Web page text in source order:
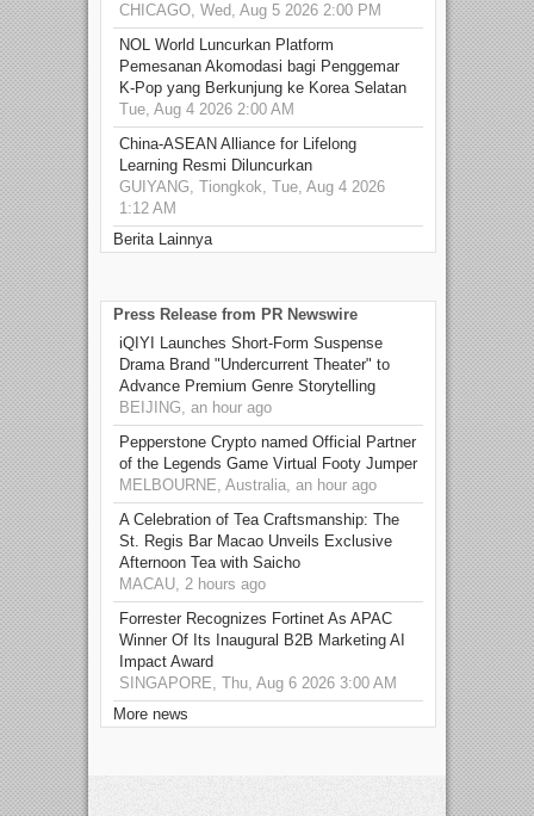
CHICAGO, Wed, Aug 5 2026 2:00 PM
NOL World Luncurkan Platform
Pemesanan Akomodasi bagi Penggemar
K-Pop yang Berkunjung ke Korea Selatan
Tue, Aug 4 2026 2:00 AM
China-ASEAN Alliance for Lifelong
Learning Resmi Diluncurkan
GUIYANG, Tiongkok, Tue, Aug 4 2026
1:12 AM
Berita Lainnya
Press Release from PR Newswire
iQIYI Launches Short-Form Suspense
Drama Brand "Undercurrent Theater" to
Advance Premium Genre Storytelling
BEIJING, an hour ago
Pepperstone Crypto named Official Partner
of the Legends Game Virtual Footy Jumper
MELBOURNE, Australia, an hour ago
A Celebration of Tea Craftsmanship: The
St. Regis Bar Macao Unveils Exclusive
Afternoon Tea with Saicho
MACAU, 2 hours ago
Forrester Recognizes Fortinet As APAC
Winner Of Its Inaugural B2B Marketing AI
Impact Award
SINGAPORE, Thu, Aug 6 2026 3:00 AM
More news